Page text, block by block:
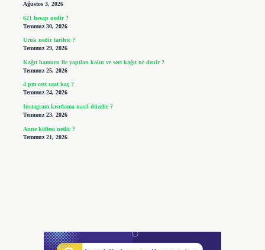
Ağustos 3, 2026
621 hesap nedir ?
Temmuz 30, 2026
Uruk nedir tarihte ?
Temmuz 29, 2026
Kağıt hamuru ile yapılan kalın ve sert kağıt ne denir ?
Temmuz 25, 2026
4 pm cest saat kaç ?
Temmuz 24, 2026
Instagram kısıtlama nasıl düzelir ?
Temmuz 23, 2026
Anne köftesi nedir ?
Temmuz 21, 2026